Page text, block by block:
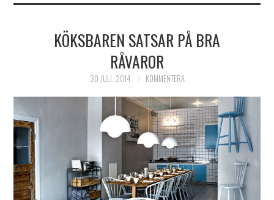
HIMLAGRÖNT
HIMLASNYGGT
VI MÖTER
VI SPANAR PÅ
KÖKSBAREN SATSAR PÅ BRA
RÅVAROR
30 JULI, 2014 KOMMENTERA